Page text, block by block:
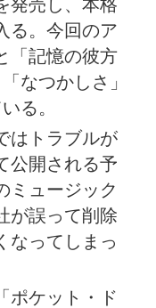
発売し、本格
る。今回のア
「記憶の彼方
なつかしさ」
る。
はトラブルが
公開される予
ミュージック
が誤って削除
なってしまっ
ポケット・ド